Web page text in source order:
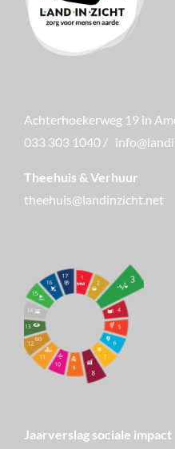
Achterhoekerweg 19 in
033 303 1040 /
Theehuis & Verhuur
theehuis@landinzicht.net
Jaarverslag sociale impact